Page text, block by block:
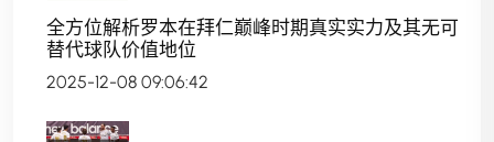
全方位解析罗本在拜仁巅峰时期真实实力及其无可
替代球队价值地位
2025-12-08 09:06:42